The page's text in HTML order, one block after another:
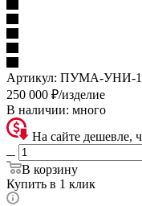
Артикул: ПУМА-УНИ-
250 000 ₽/изделие
В наличии: много
На сайте дешевле,
В корзину
Купить в 1 клик